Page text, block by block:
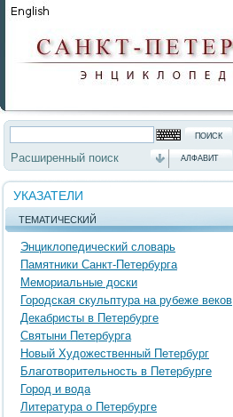
Расширенный поиск АЛФАВИТ
УКАЗАТЕЛИ
ТЕМАТИЧЕСКИЙ
Энциклопедический словарь
Памятники Санкт-Петербурга
Мемориальные доски
Городская скульптура на рубеже веков
Декабристы в Петербурге
Святыни Петербурга
Новый Художественный Петербург
Благотворительность в Петербурге
Город и вода
Литература о Петербурге